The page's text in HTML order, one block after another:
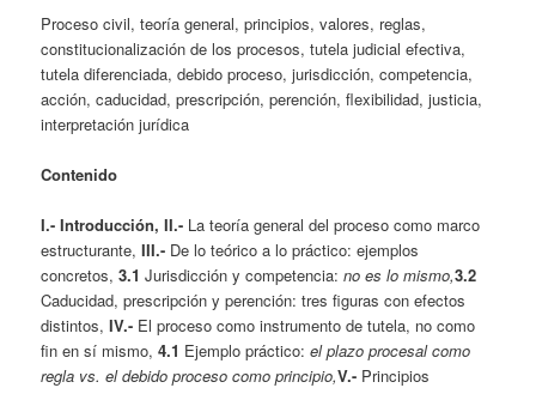
Proceso civil, teoría general, principios, valores, reglas,
constitucionalización de los procesos, tutela judicial efectiva,
tutela diferenciada, debido proceso, jurisdicción, competencia,
acción, caducidad, prescripción, perención, flexibilidad, justicia,
interpretación jurídica
Contenido
I.-Introducción, II.- La teoría general del proceso como marco
estructurante, III.- De lo teórico a lo práctico: ejemplos
concretos, 3.1Jurisdicción y competencia:no es lo mismo,3.2
Caducidad, prescripción y perención: tres figuras con efectos
distintos, IV.- El proceso como instrumento de tutela, no como
fin en sí mismo, 4.1 Ejemplo práctico:el plazo procesal como
regla vs. el debido proceso como principio,V.- Principios